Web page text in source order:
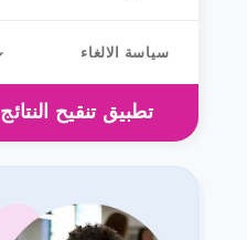
سياسة الالغاء
تطبيق تنقيح النتائج